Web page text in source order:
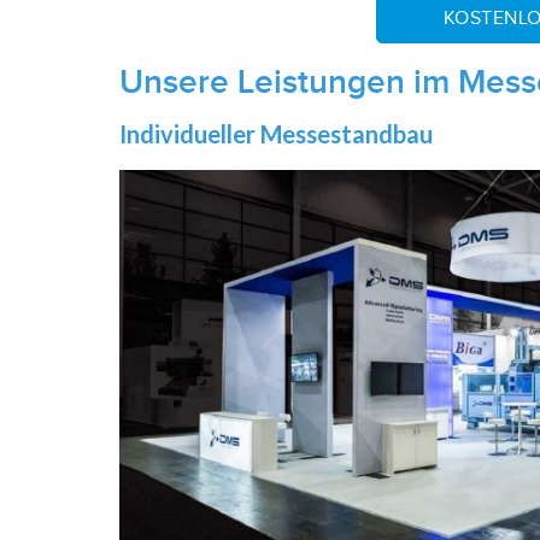
Unsere Leistungen im
Individueller Messestandbau